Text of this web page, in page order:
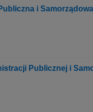
i Samorządowa
Publicznej i